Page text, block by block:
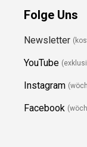
Folge Uns
Newsletter
YouTube
Instagram
Facebook